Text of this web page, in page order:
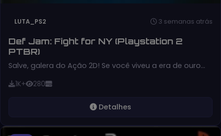
LUTA_PS2 3 semanas atrás
Def Jam: Fight for NY (Playstation 2
PTBR)
Salve, galera do Ação 2D! Se você viveu a era de ouro…
1K+ 280
Detalhes